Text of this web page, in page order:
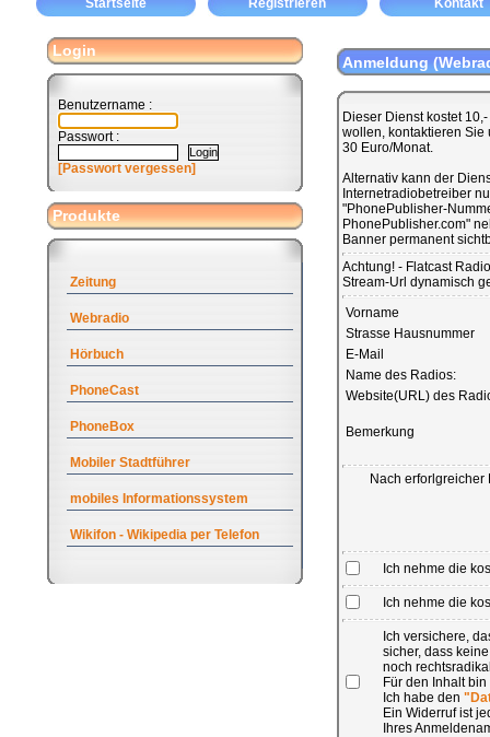
Startseite Registrieren Kontakt
Login
Benutzername :
Passwort :
[Passwort vergessen]
Produkte
Zeitung
Webradio
Hörbuch
PhoneCast
PhoneBox
Mobiler Stadtführer
mobiles Informationssystem
Wikifon - Wikipedia per Telefon
Anmeldung
Dieser Dienst kostet
wollen, kontaktieren Sie
30 Euro/Monat.
Alternativ kann der
Internetradiobetreiber
"PhonePublisher-
PhonePublisher.com"
Banner permanent
Achtung! - Flatcast
Stream-Url dynamisch
Vorname
Strasse Hausnummer
E-Mail
Name des Radios:
Website(URL) des
Bemerkung
Nach
Ich nehme die
Ich nehme die
Ich versichere,
sicher, dass
noch
Für den Inhalt
Ich habe den
Ein Widerruf ist
Ihres